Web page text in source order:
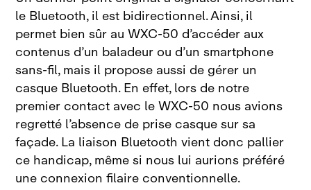
le Bluetooth, il est bidirectionnel. Ainsi, il
permet bien sûr au WXC‑50 d’accéder aux
contenus d’un baladeur ou d’un smartphone
sans‑fil, mais il propose aussi de gérer un
casque Bluetooth. En effet, lors de notre
premier contact avec leWXC‑50 nous avions
regretté l’absence de prise casque sur sa
façade. La liaison Bluetooth vient donc pallier
ce handicap, même si nous lui aurions préféré
une connexion filaire conventionnelle.